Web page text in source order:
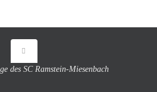
des SC Ramstein-Miesenbach